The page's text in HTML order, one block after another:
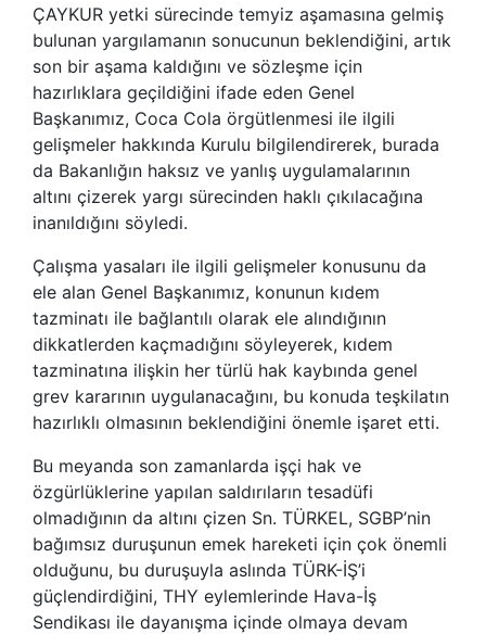
ÇAYKUR yetki sürecinde temyiz aşamasına gelmiş
bulunan yargılamanın sonucunun beklendiğini, artık
son bir aşama kaldığını ve sözleşme için
hazırlıklara geçildiğini ifade eden Genel
Başkanımız, Coca Cola örgütlenmesi ile ilgili
gelişmeler hakkında Kurulu bilgilendirerek, burada
da Bakanlığın haksız ve yanlış uygulamalarının
altını çizerek yargı sürecinden haklı çıkılacağına
inanıldığını söyledi.
Çalışma yasaları ile ilgili gelişmeler konusunu da
ele alan Genel Başkanımız, konunun kıdem
tazminatı ile bağlantılı olarak ele alındığının
dikkatlerden kaçmadığını söyleyerek, kıdem
tazminatına ilişkin her türlü hak kaybında genel
grev kararının uygulanacağını, bu konuda teşkilatın
hazırlıklı olmasının beklendiğini önemle işaret etti.
Bu meyanda son zamanlarda işçi hak ve
özgürlüklerine yapılan saldırıların tesadüfi
olmadığının da altını çizen Sn. TÜRKEL, SGBP’nin
bağımsız duruşunun emek hareketi için çok önemli
olduğunu, bu duruşuyla aslında TÜRK-İŞ’i
güçlendirdiğini, THY eylemlerinde Hava-İş
Sendikası ile dayanışma içinde olmaya devam